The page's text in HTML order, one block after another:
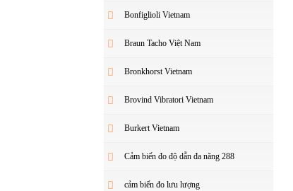
Bonfiglioli Vietnam
Braun Tacho Việt Nam
Bronkhorst Vietnam
Brovind Vibratori Vietnam
Burkert Vietnam
Cảm biến đo độ dẫn đa năng 288
cảm biến đo lưu lượng